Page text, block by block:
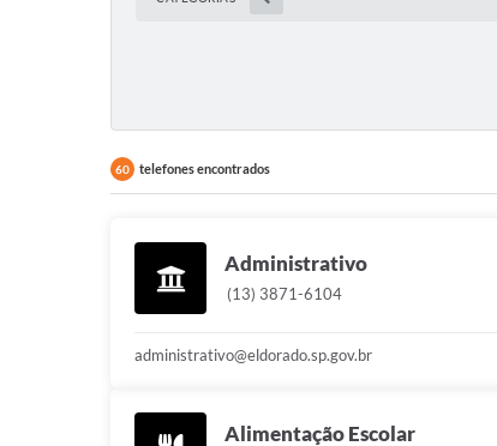
60 telefones encontrados
Administrativo
(13) 3871-6104
administrativo@eldorado.sp.gov.br
Alimentação Escolar